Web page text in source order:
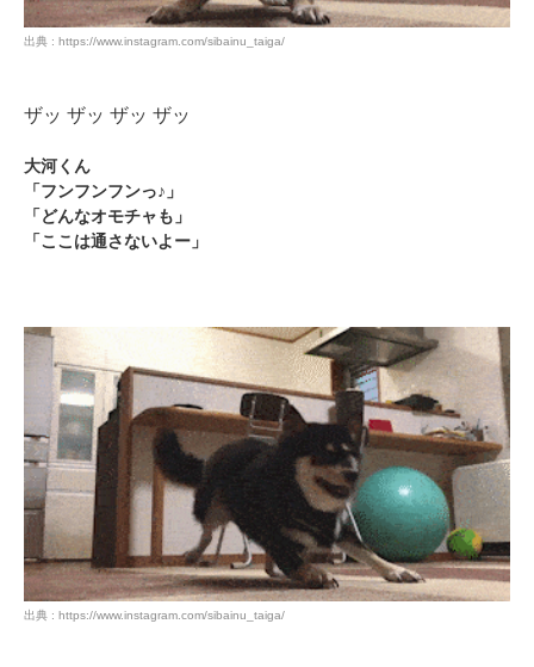
出典 : https://www.instagram.com/sibainu_taiga/
ザッ ザッ ザッ ザッ
大河くん
「フンフンフンっ♪」
「どんなオモチャも」
「ここは通さないよー」
出典 : https://www.instagram.com/sibainu_taiga/